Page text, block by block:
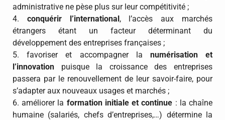
administrative ne pèse plus sur leur compétitivité ;
4. conquérir l’international, l’accès aux marchés
étrangers étant un facteur déterminant du
développement des entreprises françaises ;
5. favoriser et accompagner la numérisation et
l’innovation puisque la croissance des entreprises
passera par le renouvellement de leur savoir-faire, pour
s’adapter aux nouveaux usages et marchés ;
6. améliorer la formation initiale et continue : la chaîne
humaine (salariés, chefs d’entreprises,…) détermine la